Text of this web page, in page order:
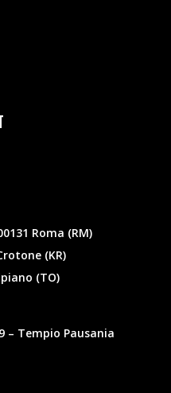
Roma (RM)
(KR)
(TO)
– Tempio Pausania